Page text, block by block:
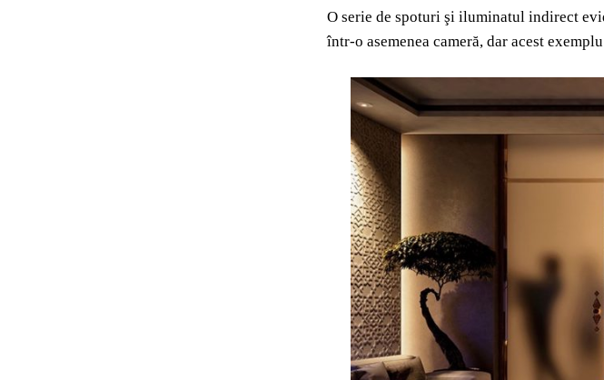
O serie de spoturi şi iluminatul indirect
într-o asemenea cameră, dar acest